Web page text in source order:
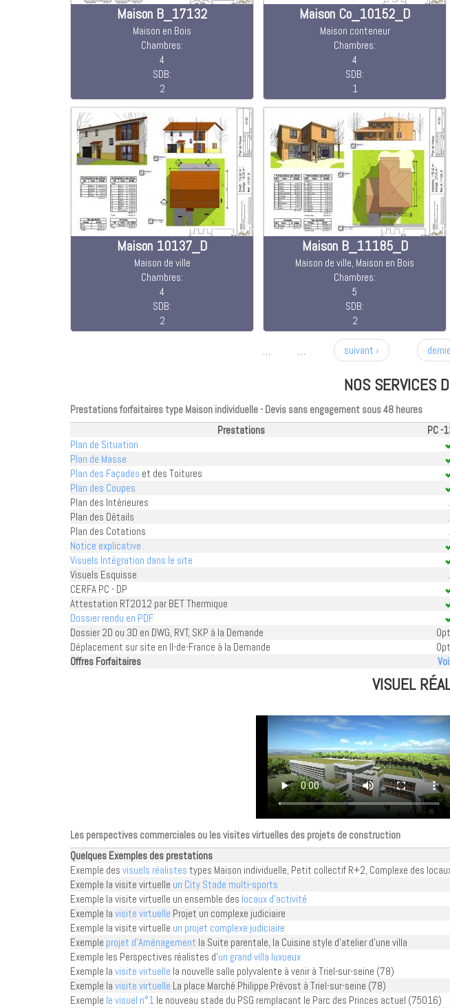
Maison B_17132
Maison en Bois
Chambres:
4
SDB:
2
Maison Co_10152_D
Maison conteneur
Chambres:
4
SDB:
1
Maison 10137_D
Maison de ville
Chambres:
4
SDB:
2
Maison B_11185_D
Maison de ville, Maison en Bois
Chambres:
5
SDB:
2
suivant ›
NOS SERVICES
Prestations forfaitaires type Maison individuelle - Devis sans engagement sous 48 heures
Prestations
PC -
Plan de Situation
Plan de Masse
Plan des Façades et des Toitures
Plan des Coupes
Plan des Intérieures
.
Plan des Détails
.
Plan des Cotations
.
Notice explicative
Visuels Intégration dans le site
Visuels Esquisse
.
CERFA PC - DP
Attestation RT2012 par BET Thermique
Dossier rendu en PDF
Dossier 2D ou 3D en DWG, RVT, SKP à la Demande
Déplacement sur site en Il-de-France à la Demande
Offres Forfaitaires
VISUEL
Les perspectives commerciales ou les visites virtuelles des projets de construction
Quelques Exemples des prestations
Exemple des visuels réalistes types Maison individuelle, Petit collectif R+2, Complexe des
Exemple la visite virtuelle un City Stade multi-sports
Exemple la visite virtuelle un ensemble des locaux d'activité
Exemple la visite virtuelle Projet un complexe judiciaire
Exemple la visite virtuelle un projet complexe judiciaire
Exemple projet d'Aménagement la Suite parentale, la Cuisine style d'atelier d'une villa
Exemple les Perspectives réalistes d'un grand villa luxueux
Exemple la visite virtuelle la nouvelle salle polyvalente à venir à Triel-sur-seine (78)
Exemple la visite virtuelle La place Marché Philippe Prévost à Triel-sur-seine (78)
Exemple le visuel n°1 le nouveau stade du PSG remplacant le Parc des Princes actuel (75016)